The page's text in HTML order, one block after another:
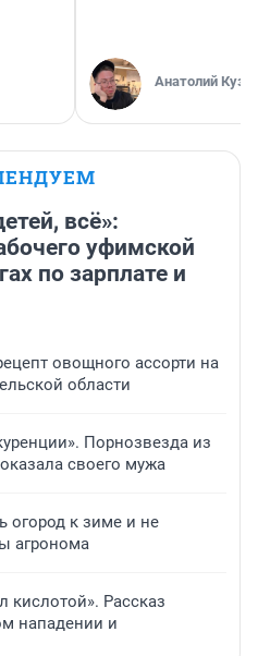
Анатолий
всё»:
уфимской
по зарплате и
овощного ассорти на
области
Порнозвезда из
своего мужа
огород к зиме и не
агронома
кислотой». Рассказ
нападении и